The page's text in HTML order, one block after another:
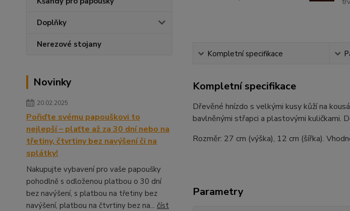
Doplňky
Nerezové stojany
Novinky
20.02.2025
Pořiďte svému papouškovi to
nejlepší – plaťte až za 30 dní nebo na
třetiny, čtvrtiny bez navýšení či na
splátky!
Nakupujte vybavení pro vaše papoušky
pohodlně s odloženou platbou o 30 dní
bez navýšení, s platbou na třetiny bez
navýšení, platbou na čtvrtiny bez na... číst
Kompletní specifikace
Kompletní specifikace
Dřevěné hnízdo s velkými kusy kůží na
bavlněnými střapci a plastovými kuličkami.
Rozměr: 27 cm (výška), 12 cm (šířka).
Parametry